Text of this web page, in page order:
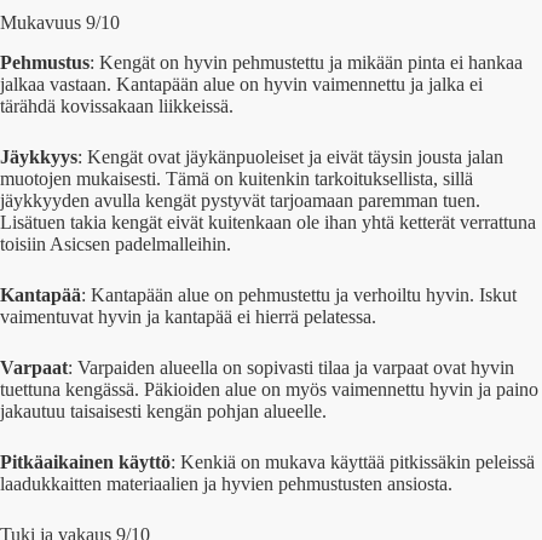
Mukavuus 9/10
Pehmustus: Kengät on hyvin pehmustettu ja mikään pinta ei hankaa
jalkaa vastaan. Kantapään alue on hyvin vaimennettu ja jalka ei
tärähdä kovissakaan liikkeissä.
Jäykkyys: Kengät ovat jäykänpuoleiset ja eivät täysin jousta jalan
muotojen mukaisesti. Tämä on kuitenkin tarkoituksellista, sillä
jäykkyyden avulla kengät pystyvät tarjoamaan paremman tuen.
Lisätuen takia kengät eivät kuitenkaan ole ihan yhtä ketterät verrattuna
toisiin Asicsen padelmalleihin.
Kantapää: Kantapään alue on pehmustettu ja verhoiltu hyvin. Iskut
vaimentuvat hyvin ja kantapää ei hierrä pelatessa.
Varpaat: Varpaiden alueella on sopivasti tilaa ja varpaat ovat hyvin
tuettuna kengässä. Päkioiden alue on myös vaimennettu hyvin ja paino
jakautuu taisaisesti kengän pohjan alueelle.
Pitkäaikainen käyttö: Kenkiä on mukava käyttää pitkissäkin peleissä
laadukkaitten materiaalien ja hyvien pehmustusten ansiosta.
Tuki ja vakaus 9/10